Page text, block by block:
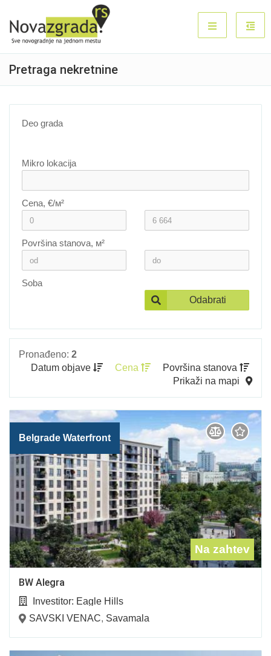
Pretraga nekretnine
Deo grada
Mikro lokacija
Cena, €/м²
Površina stanova, м²
Soba
Odabrati
Pronađeno: 2
Datum objave
Cena
Površina stanova
Prikaži na mapi
Belgrade Waterfront
Na zahtev
BW Alegra
Investitor: Eagle Hills
SAVSKI VENAC, Savamala